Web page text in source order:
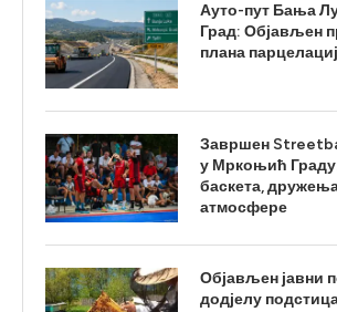
Ауто-пут Бања
Град: Објављен
плана
Завршен
у Мркоњић
баскета, дружења
атмосфере
Објављен јавни
додјелу